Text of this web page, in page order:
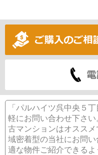
「パルハイツ呉中央５
軽にお問い合わせ下さ
古マンションはオスス
域密着型の当社にお問
適な物件ご紹介できる